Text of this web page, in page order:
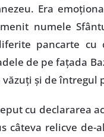
Era
numele
pancarte
de pe faţada
văzuţi şi de întregul
cu declararea
câteva relicve